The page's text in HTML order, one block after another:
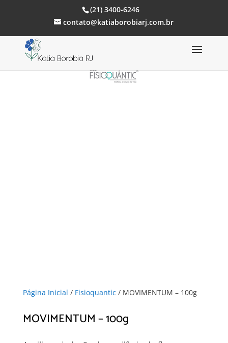
(21) 3400-6246
contato@katiaborobiarj.com.br
Página Inicial / Fisioquantic / MOVIMENTUM – 100g
MOVIMENTUM – 100g